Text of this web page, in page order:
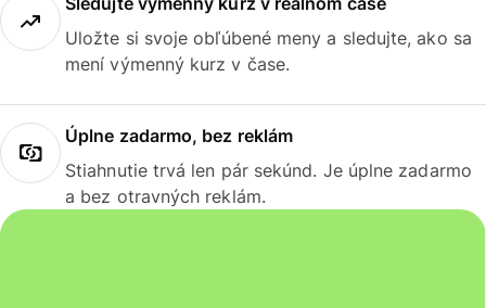
Uložte si svoje obľúbené meny a sledujte, ako sa
mení výmenný kurz v čase.
Úplne zadarmo, bez reklám
Stiahnutie trvá len pár sekúnd. Je úplne zadarmo
a bez otravných reklám.